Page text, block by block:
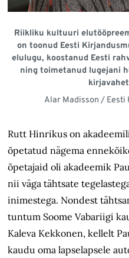
Riikliku kultuuri
on toonud Eesti
elulugu, koostanud Eesti
ning toimetanud lugejani
Alar Madisson / Eesti
Rutt Hinrikus on
õpetatud nägema
õpetajaid oli akadeemik
nii väga tähtsate
inimestega. Nondest
tuntum Soome Vabariigi
Kaleva Kekkonen, kellelt
kaudu oma lapselapsele